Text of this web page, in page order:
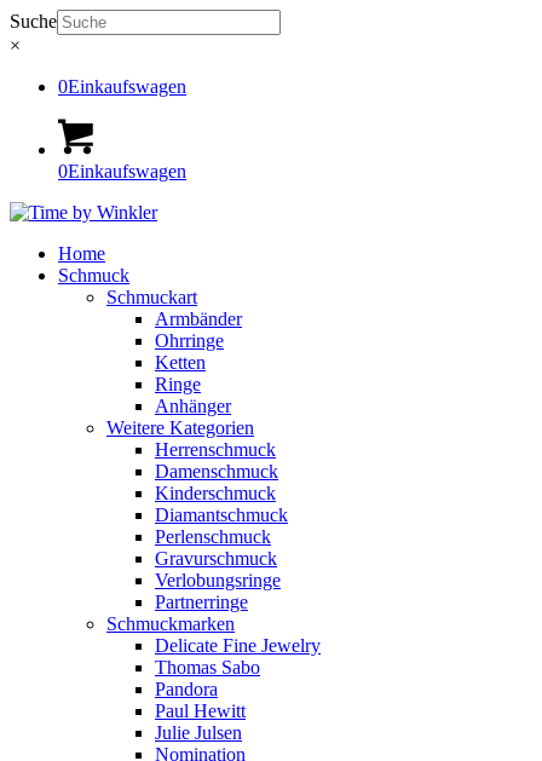
Suche
×
0Einkaufswagen
0Einkaufswagen
Home
Schmuck
Schmuckart
Armbänder
Ohrringe
Ketten
Ringe
Anhänger
Weitere Kategorien
Herrenschmuck
Damenschmuck
Kinderschmuck
Diamantschmuck
Perlenschmuck
Gravurschmuck
Verlobungsringe
Partnerringe
Schmuckmarken
Delicate Fine Jewelry
Thomas Sabo
Pandora
Paul Hewitt
Julie Julsen
Nomination